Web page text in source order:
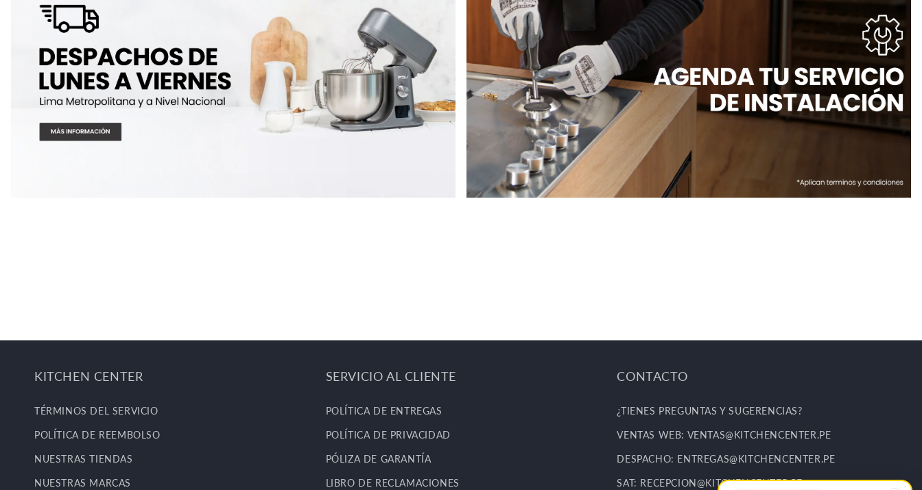
KITCHEN CENTER
TÉRMINOS DEL SERVICIO
POLÍTICA DE REEMBOLSO
NUESTRAS TIENDAS
NUESTRAS MARCAS
SERVICIO AL CLIENTE
POLÍTICA DE ENTREGAS
POLÍTICA DE PRIVACIDAD
PÓLIZA DE GARANTÍA
LIBRO DE RECLAMACIONES
CONTACTO
¿TIENES PREGUNTAS Y SUGERENCIAS?
VENTAS WEB: VENTAS@KITCHENCENTER.PE
DESPACHO: ENTREGAS@KITCHENCENTER.PE
SAT: RECEPCION@KITCHENCENTER.PE